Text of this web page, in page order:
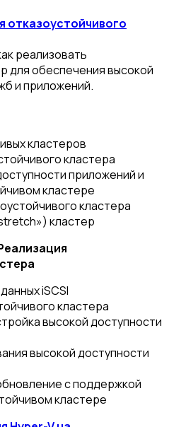
отказоустойчивого
реализовать
для обеспечения высокой
и приложений.
кластеров
кластера
приложений и
кластере
кластера
кластер
iSCSI
кластера
высокой доступности
высокой доступности
с поддержкой
кластере